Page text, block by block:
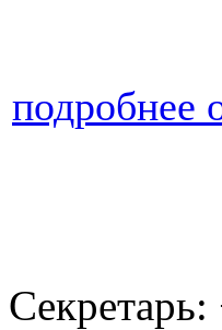
подробнее